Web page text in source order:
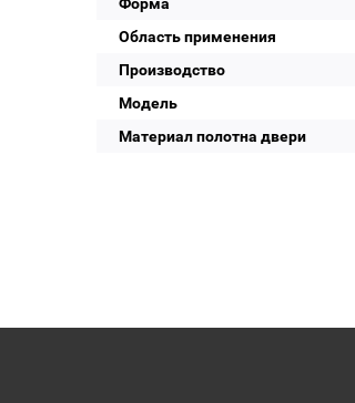
Область применения
Производство
Модель
Материал полотна двери